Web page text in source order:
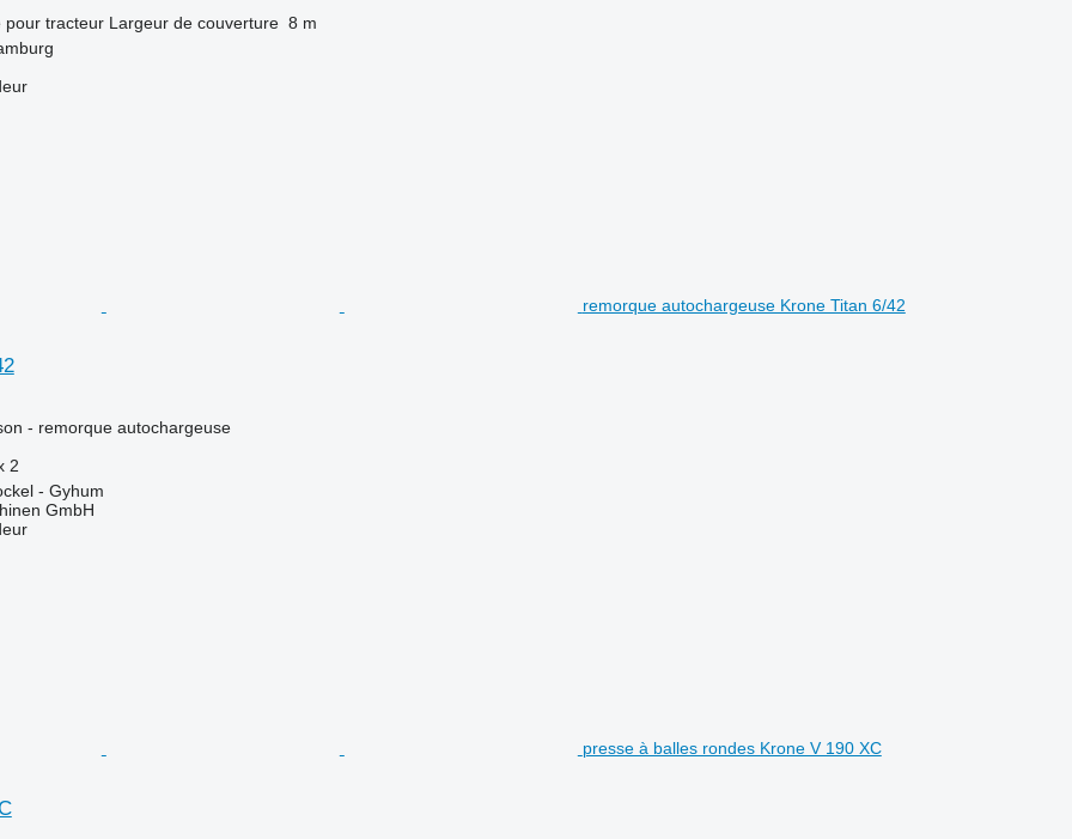
pour tracteur Largeur de couverture 8 m
remorque autochargeuse Krone Titan 6/42
- remorque autochargeuse
2
- Gyhum
GmbH
presse à balles rondes Krone V 190 XC